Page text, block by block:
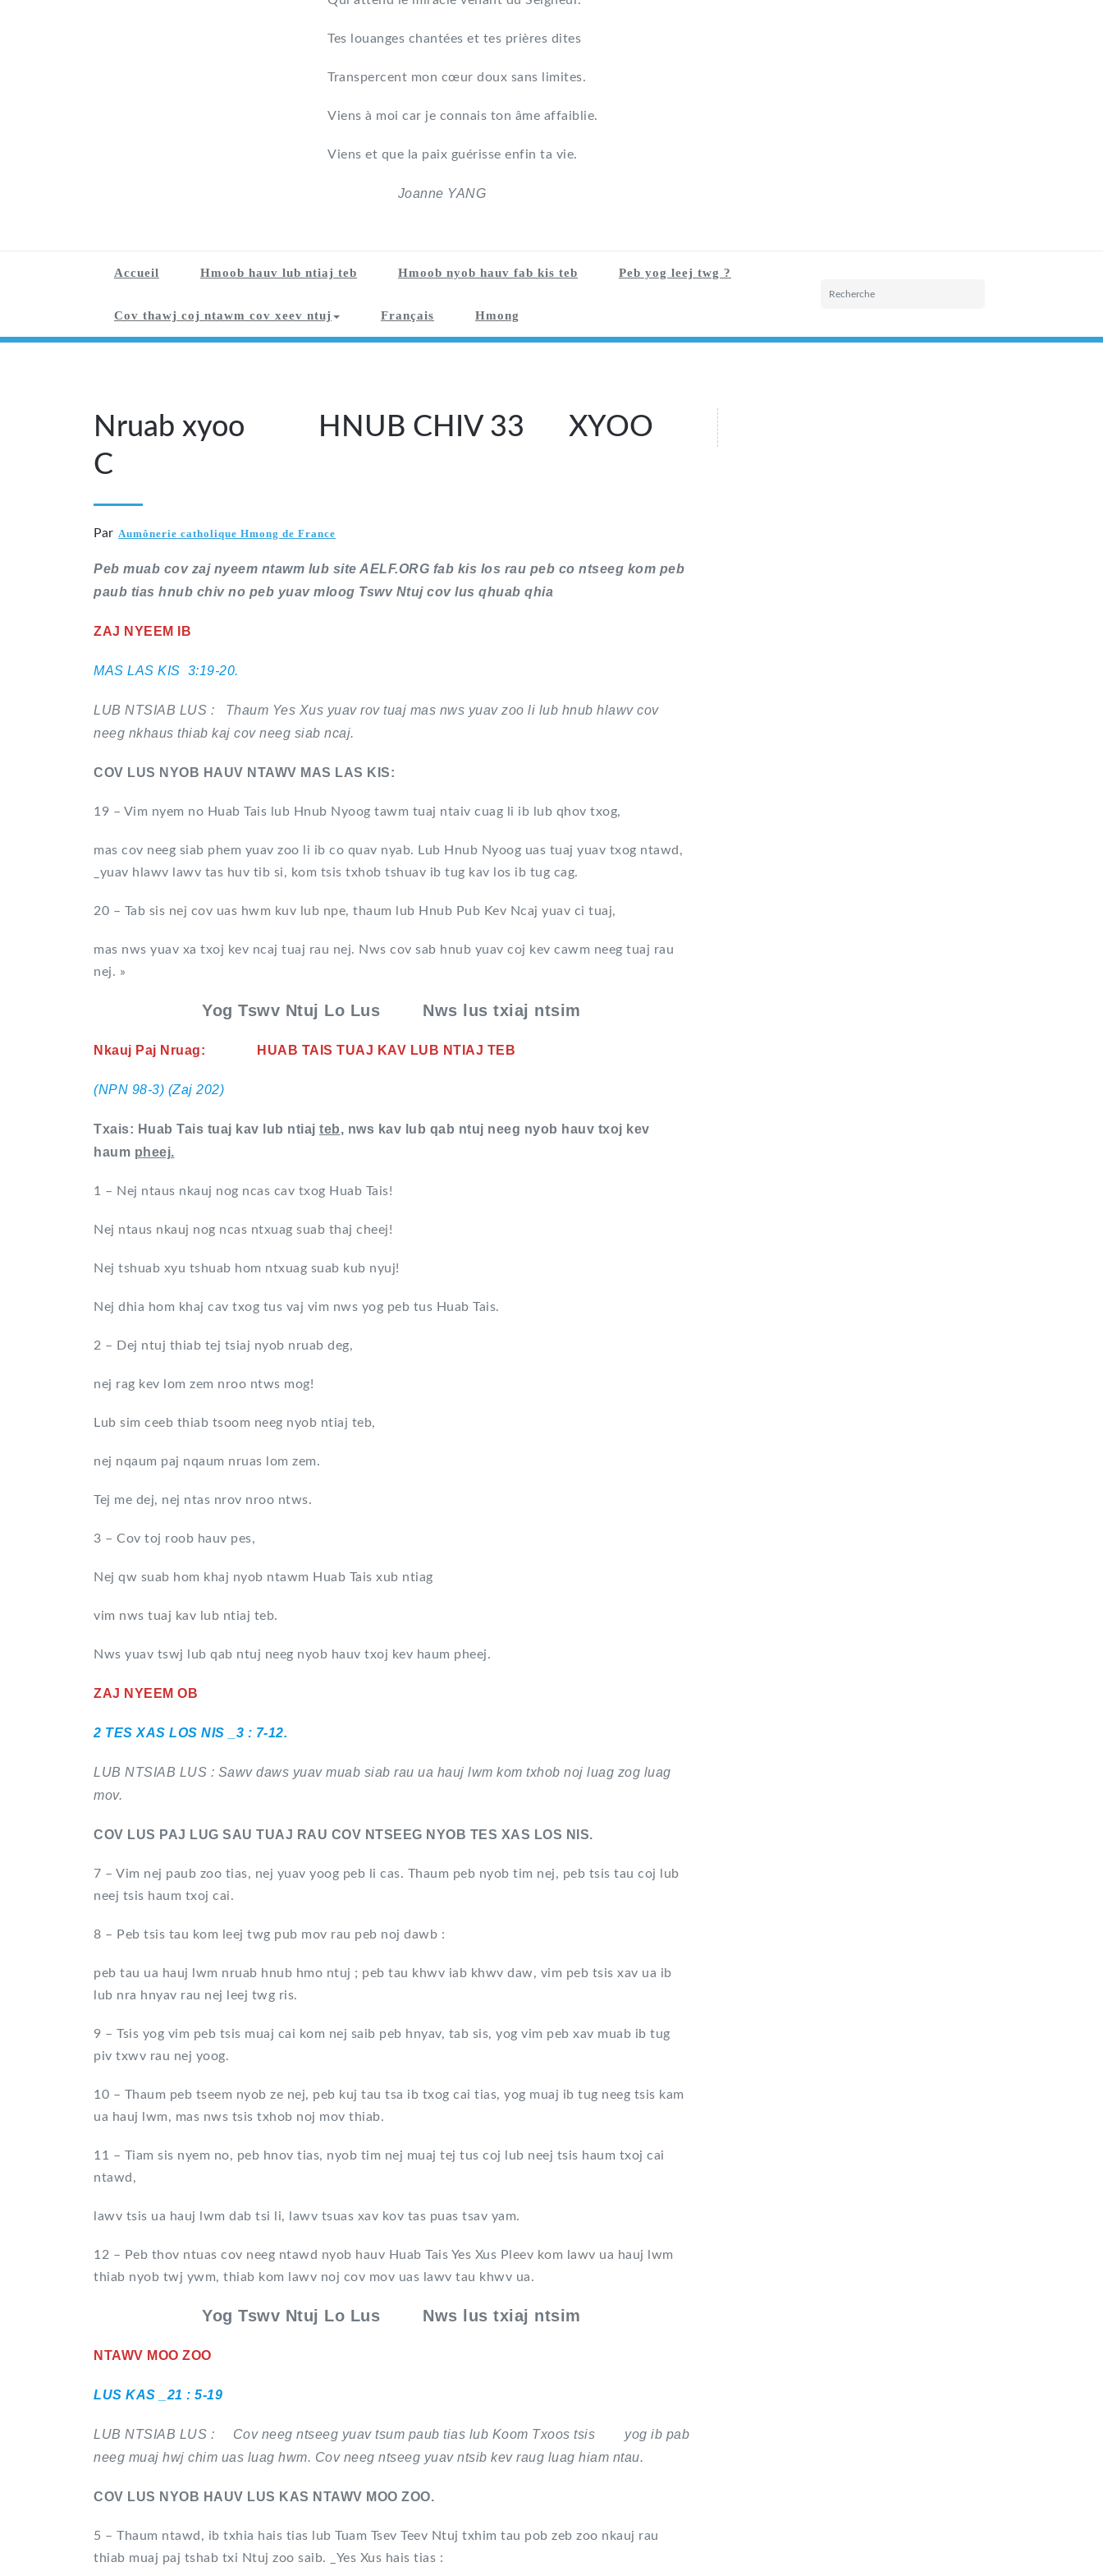
Tes louanges chantées et tes prières dites
Transpercent mon cœur doux sans limites.
Viens à moi car je connais ton âme affaiblie.
Viens et que la paix guérisse enfin ta vie.
Joanne YANG
Accueil Hmoob hauv lub ntiaj teb Hmoob nyob hauv fab kis teb Peb yog leej twg ?
Cov thawj coj ntawm cov xeev ntuj Français Hmong
Nruab xyoo HNUB CHIV 33 XYOO
C
Par Aumônerie catholique Hmong de France
Peb muab cov zaj nyeem ntawm lub site AELF.ORG fab kis los rau peb co ntseeg kom peb
paub tias hnub chiv no peb yuav mloog Tswv Ntuj cov lus qhuab qhia
ZAJ NYEEM IB
MAS LAS KIS 3:19-20.
LUB NTSIAB LUS : Thaum Yes Xus yuav rov tuaj mas nws yuav zoo li lub hnub hlawv cov
neeg nkhaus thiab kaj cov neeg siab ncaj.
COV LUS NYOB HAUV NTAWV MAS LAS KIS:
19 – Vim nyem no Huab Tais lub Hnub Nyoog tawm tuaj ntaiv cuag li ib lub qhov txog,
mas cov neeg siab phem yuav zoo li ib co quav nyab. Lub Hnub Nyoog uas tuaj yuav txog ntawd,
_yuav hlawv lawv tas huv tib si, kom tsis txhob tshuav ib tug kav los ib tug cag.
20 – Tab sis nej cov uas hwm kuv lub npe, thaum lub Hnub Pub Kev Ncaj yuav ci tuaj,
mas nws yuav xa txoj kev ncaj tuaj rau nej. Nws cov sab hnub yuav coj kev cawm neeg tuaj rau
nej. »
Yog Tswv Ntuj Lo Lus Nws lus txiaj ntsim
Nkauj Paj Nruag: HUAB TAIS TUAJ KAV LUB NTIAJ TEB
(NPN 98-3) (Zaj 202)
Txais: Huab Tais tuaj kav lub ntiaj teb, nws kav lub qab ntuj neeg nyob hauv txoj kev
haum pheej.
1 – Nej ntaus nkauj nog ncas cav txog Huab Tais!
Nej ntaus nkauj nog ncas ntxuag suab thaj cheej!
Nej tshuab xyu tshuab hom ntxuag suab kub nyuj!
Nej dhia hom khaj cav txog tus vaj vim nws yog peb tus Huab Tais.
2 – Dej ntuj thiab tej tsiaj nyob nruab deg,
nej rag kev lom zem nroo ntws mog!
Lub sim ceeb thiab tsoom neeg nyob ntiaj teb,
nej nqaum paj nqaum nruas lom zem.
Tej me dej, nej ntas nrov nroo ntws.
3 – Cov toj roob hauv pes,
Nej qw suab hom khaj nyob ntawm Huab Tais xub ntiag
vim nws tuaj kav lub ntiaj teb.
Nws yuav tswj lub qab ntuj neeg nyob hauv txoj kev haum pheej.
ZAJ NYEEM OB
2 TES XAS LOS NIS _3 : 7-12.
LUB NTSIAB LUS : Sawv daws yuav muab siab rau ua hauj lwm kom txhob noj luag zog luag
mov.
COV LUS PAJ LUG SAU TUAJ RAU COV NTSEEG NYOB TES XAS LOS NIS.
7 – Vim nej paub zoo tias, nej yuav yoog peb li cas. Thaum peb nyob tim nej, peb tsis tau coj lub
neej tsis haum txoj cai.
8 – Peb tsis tau kom leej twg pub mov rau peb noj dawb :
peb tau ua hauj lwm nruab hnub hmo ntuj ; peb tau khwv iab khwv daw, vim peb tsis xav ua ib
lub nra hnyav rau nej leej twg ris.
9 – Tsis yog vim peb tsis muaj cai kom nej saib peb hnyav, tab sis, yog vim peb xav muab ib tug
piv txwv rau nej yoog.
10 – Thaum peb tseem nyob ze nej, peb kuj tau tsa ib txog cai tias, yog muaj ib tug neeg tsis kam
ua hauj lwm, mas nws tsis txhob noj mov thiab.
11 – Tiam sis nyem no, peb hnov tias, nyob tim nej muaj tej tus coj lub neej tsis haum txoj cai
ntawd,
lawv tsis ua hauj lwm dab tsi li, lawv tsuas xav kov tas puas tsav yam.
12 – Peb thov ntuas cov neeg ntawd nyob hauv Huab Tais Yes Xus Pleev kom lawv ua hauj lwm
thiab nyob twj ywm, thiab kom lawv noj cov mov uas lawv tau khwv ua.
Yog Tswv Ntuj Lo Lus Nws lus txiaj ntsim
NTAWV MOO ZOO
LUS KAS 21 : 5-19
LUB NTSIAB LUS : Cov neeg ntseeg yuav tsum paub tias lub Koom Txoos tsis yog ib pab
neeg muaj hwj chim uas luag hwm. Cov neeg ntseeg yuav ntsib kev raug luag hiam ntau.
COV LUS NYOB HAUV LUS KAS NTAWV MOO ZOO.
5 – Thaum ntawd, ib txhia hais tias lub Tuam Tsev Teev Ntuj txhim tau pob zeb zoo nkauj rau
thiab muaj paj tshab txi Ntuj zoo saib. _Yes Xus hais tias :